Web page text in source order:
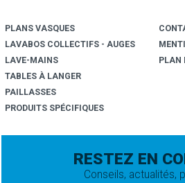
PLANS VASQUES
LAVABOS COLLECTIFS - AUGES
LAVE-MAINS
TABLES À LANGER
PAILLASSES
PRODUITS SPÉCIFIQUES
PLAN
RESTEZ EN
Conseils, actualités,